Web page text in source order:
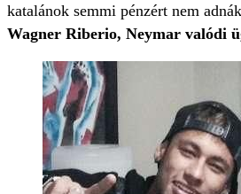
katalánok semmi pénzért nem
Wagner Riberio, Neymar valódi